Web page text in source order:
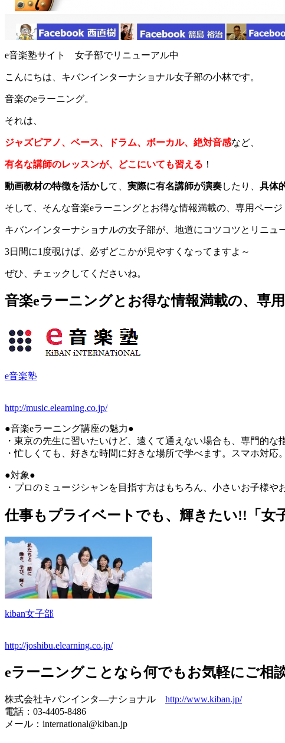
e音楽塾サイト 女子部でリニューアル中
こんにちは、キバンインターナショナル女子部の小林です。
音楽のeラーニング。
それは、
ジャズピアノ、ベース、ドラム、ボーカル、絶対音感など、
有名な講師のレッスンが、どこにいても習える ！
動画教材の特徴を活かして、 実際に有名講師が演奏したり、 具体
そして、そんな音楽eラーニングとお得な情報満載の、専用ページ
キバンインターナショナルの女子部が、地道にコツコツとリニュ
3日間に1度覗けば、必ずどこかが見やすくなってますよ～
ぜひ、チェックしてくださいね。
音楽eラーニングとお得な情報満載の、専
e音楽塾
http://music.elearning.co.jp/
●音楽eラーニング講座の魅力●
・東京の先生に習いたいけど、遠くて通えない場合も、専門的な
・忙しくても、好きな時間に好きな場所で学べます。スマホ対応。
●対象●
・プロのミュージシャンを目指す方はもちろん、小さいお子様や
仕事もプライベートでも、輝きたい!!「女
kiban女子部
http://joshibu.elearning.co.jp/
eラーニングことなら何でもお気軽にご相
株式会社キバンインタ―ナショナル http://www.kiban.jp/
電話：03-4405-8486
メール：international@kiban.jp